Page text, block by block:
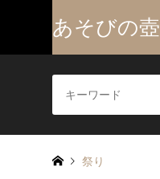
あそびの壺
祭り